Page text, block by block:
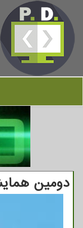
دومین